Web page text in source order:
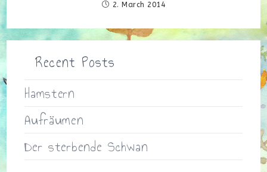
2. March 2014
Recent Posts
Hamstern
Aufräumen
Der sterbende Schwan